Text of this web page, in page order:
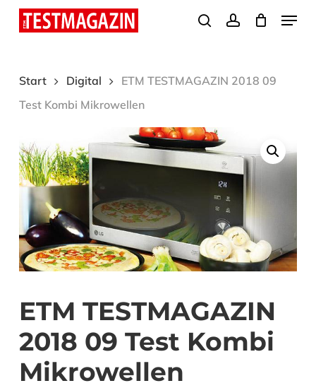
Skip
content
search
Menu
Start Digital
ETM TESTMAGAZIN 2018 09
Test Kombi Mikrowellen
ETM TESTMAGAZIN
2018 09 Test Kombi
Mikrowellen